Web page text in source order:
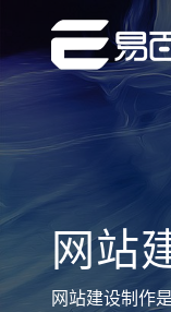
专注网站建
专注网站建
专注网站建
专注网站建
专注网站建
网站
网站建设制作